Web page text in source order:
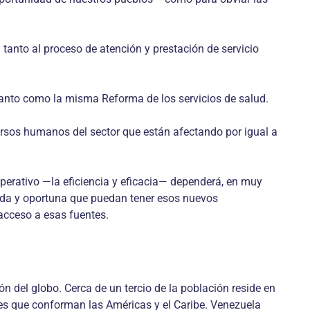
al proceso de atención y prestación de servicio
como la misma Reforma de los servicios de salud.
humanos del sector que están afectando por igual a
—la eficiencia y eficacia— dependerá, en muy
y oportuna que puedan tener esos nuevos
a esas fuentes.
del globo. Cerca de un tercio de la población reside en
que conforman las Américas y el Caribe. Venezuela